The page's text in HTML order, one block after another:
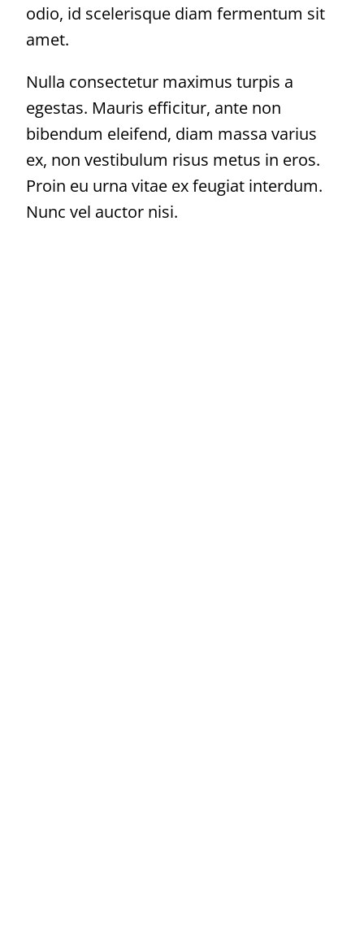
odio, id scelerisque diam fermentum sit
amet.
Nulla consectetur maximus turpis a
egestas. Mauris efficitur, ante non
bibendum eleifend, diam massa varius
ex, non vestibulum risus metus in eros.
Proin eu urna vitae ex feugiat interdum.
Nunc vel auctor nisi.